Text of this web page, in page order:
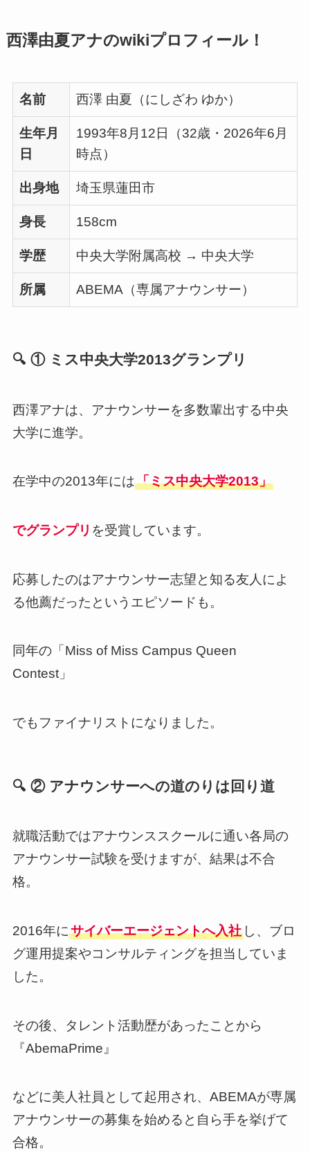
西澤由夏アナのwikiプロフィール！
名前 西澤 由夏（にしざわ ゆか）
生年月
日
1993年8月12日（32歳・2026年6月
時点）
出身地 埼玉県蓮田市
身長 158cm
学歴 中央大学附属高校 → 中央大学
所属 ABEMA（専属アナウンサー）
🔍 ① ミス中央大学2013グランプリ
西澤アナは、アナウンサーを多数輩出する中央
大学に進学。
在学中の2013年には「ミス中央大学2013」
でグランプリ を受賞しています。
応募したのはアナウンサー志望と知る友人によ
る他薦だったというエピソードも。
同年の「Miss of Miss Campus Queen
Contest」
でもファイナリストになりました。
🔍 ② アナウンサーへの道のりは回り道
就職活動ではアナウンススクールに通い各局の
アナウンサー試験を受けますが、結果は不合
格。
2016年にサイバーエージェントへ入社し、ブロ
グ運用提案やコンサルティングを担当していま
した。
その後、タレント活動歴があったことから
『AbemaPrime』
などに美人社員として起用され、ABEMAが専属
アナウンサーの募集を始めると自ら手を挙げて
合格。